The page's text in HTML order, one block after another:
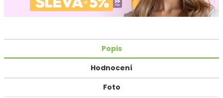
Popis
Hodnocení
Foto